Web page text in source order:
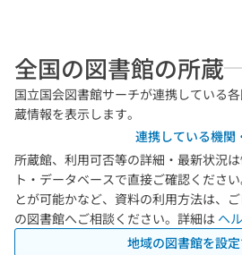
全国の図書館の所蔵
国立国会図書館サーチが連携している
蔵情報を表示します。
連携している機関
所蔵館、利用可否等の詳細・最新状況
ト・データベースで直接ご確認くださ
とが可能かなど、資料の利用方法は、
の図書館へご相談ください。詳細は ヘ
地域の図書館を設